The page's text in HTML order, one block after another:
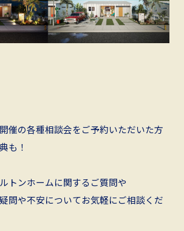
催の各種相談会をご予約いただいた方
も！
トンホームに関するご質問や
問や不安についてお気軽にご相談くだ